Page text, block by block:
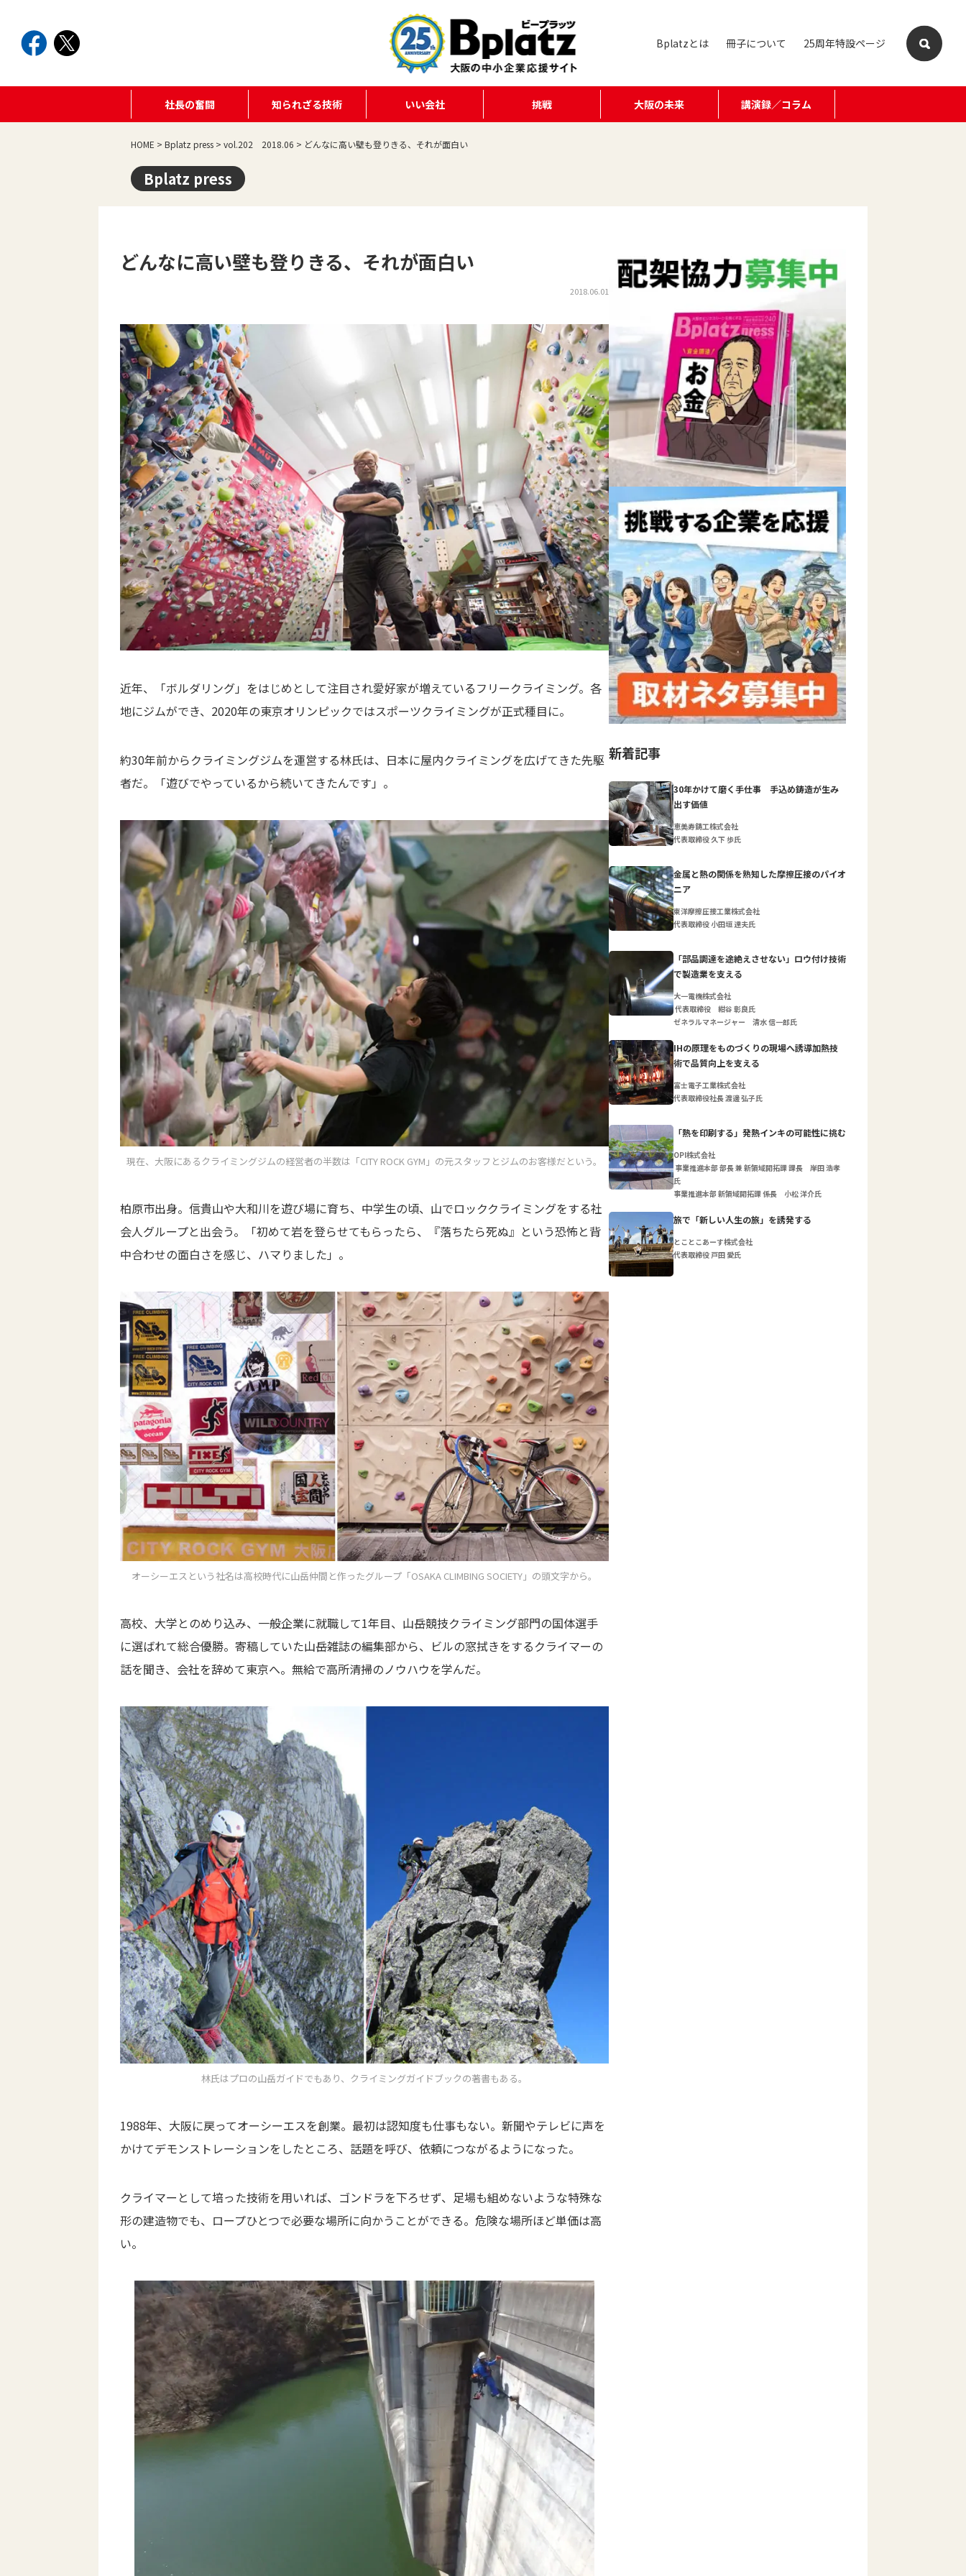
Bplatzとは 冊子について 25周年特設ページ
社長の奮闘 知られざる技術 いい会社 挑戦 大阪の未来 講演録／コラム
HOME > Bplatz press > vol.202 2018.06 > どんなに高い壁も登りきる、それが面白い
Bplatz press
どんなに高い壁も登りきる、それが面白い
2018.06.01
近年、「ボルダリング」をはじめとして注目され愛好家が増えているフリークライミング。各
地にジムができ、2020年の東京オリンピックではスポーツクライミングが正式種目に。
約30年前からクライミングジムを運営する林氏は、日本に屋内クライミングを広げてきた先駆
者だ。「遊びでやっているから続いてきたんです」。
現在、大阪にあるクライミングジムの経営者の半数は「CITY ROCK GYM」の元スタッフとジムのお客様だという。
柏原市出身。信貴山や大和川を遊び場に育ち、中学生の頃、山でロッククライミングをする社
会人グループと出会う。「初めて岩を登らせてもらったら、『落ちたら死ぬ』という恐怖と背
中合わせの面白さを感じ、ハマりました」。
オーシーエスという社名は高校時代に山岳仲間と作ったグループ「OSAKA CLIMBING SOCIETY」の頭文字から。
高校、大学とのめり込み、一般企業に就職して1年目、山岳競技クライミング部門の国体選手
に選ばれて総合優勝。寄稿していた山岳雑誌の編集部から、ビルの窓拭きをするクライマーの
話を聞き、会社を辞めて東京へ。無給で高所清掃のノウハウを学んだ。
林氏はプロの山岳ガイドでもあり、クライミングガイドブックの著書もある。
1988年、大阪に戻ってオーシーエスを創業。最初は認知度も仕事もない。新聞やテレビに声を
かけてデモンストレーションをしたところ、話題を呼び、依頼につながるようになった。
クライマーとして培った技術を用いれば、ゴンドラを下ろせず、足場も組めないような特殊な
形の建造物でも、ロープひとつで必要な場所に向かうことができる。危険な場所ほど単価は高
い。
新着記事
30年かけて磨く手仕事 手込め鋳造が生み
出す価値
恵美寿鋳工株式会社
代表取締役 久下 歩氏
金属と熱の関係を熟知した摩擦圧接のパイオ
ニア
東洋摩擦圧接工業株式会社
代表取締役 小田垣 達夫氏
「部品調達を途絶えさせない」ロウ付け技術
で製造業を支える
大一電機株式会社
代表取締役 紺谷 彰良氏
ゼネラルマネージャー 清水 信一郎氏
IHの原理をものづくりの現場へ誘導加熱技
術で品質向上を支える
富士電子工業株式会社
代表取締役社長 渡邊 弘子氏
「熱を印刷する」発熱インキの可能性に挑む
OPI株式会社
事業推進本部 部長 兼 新領域開拓課 課長 岸田 浩孝
氏
事業推進本部 新領域開拓課 係長 小松 洋介氏
旅で「新しい人生の旅」を誘発する
とことこあーす株式会社
代表取締役 戸田 愛氏